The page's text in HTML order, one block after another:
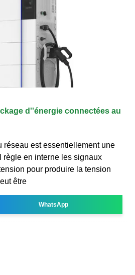
d''énergie connectées au
réseau est essentiellement une
règle en interne les signaux
pour produire la tension
être
WhatsApp